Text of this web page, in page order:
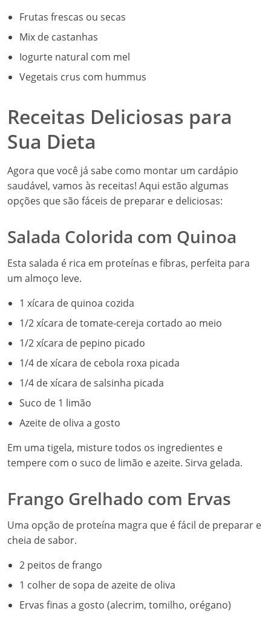
Frutas frescas ou secas
Mix de castanhas
Iogurte natural com mel
Vegetais crus com hummus
Receitas Deliciosas para
Sua Dieta
Agora que você já sabe como montar um cardápio
saudável, vamos às receitas! Aqui estão algumas
opções que são fáceis de preparar e deliciosas:
Salada Colorida com Quinoa
Esta salada é rica em proteínas e fibras, perfeita para
um almoço leve.
1 xícara de quinoa cozida
1/2 xícara de tomate-cereja cortado ao meio
1/2 xícara de pepino picado
1/4 de xícara de cebola roxa picada
1/4 de xícara de salsinha picada
Suco de 1 limão
Azeite de oliva a gosto
Em uma tigela, misture todos os ingredientes e
tempere com o suco de limão e azeite. Sirva gelada.
Frango Grelhado com Ervas
Uma opção de proteína magra que é fácil de preparar e
cheia de sabor.
2 peitos de frango
1 colher de sopa de azeite de oliva
Ervas finas a gosto (alecrim, tomilho, orégano)